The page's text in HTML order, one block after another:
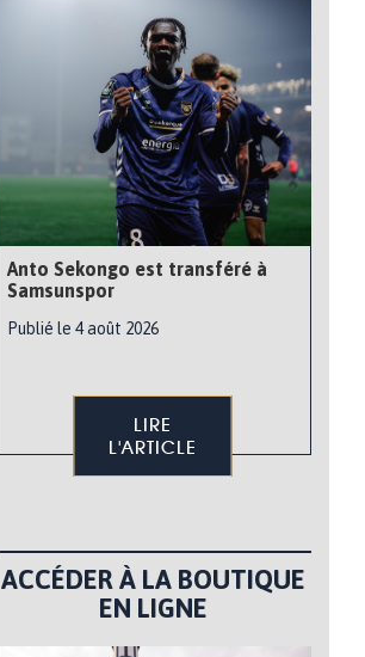
Anto Sekongo est transféré à
Samsunspor
Publié le 4 août 2026
LIRE
L'ARTICLE
ACCÉDER À LA BOUTIQUE
EN LIGNE